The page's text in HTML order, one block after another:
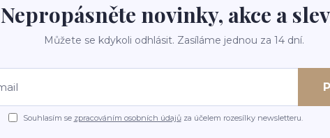
Nepropásněte novinky, akce a
Můžete se kdykoli odhlásit. Zasíláme jednou za 14 dní.
Souhlasím se zpracováním osobních údajůza účelem rozesílky newsletteru.